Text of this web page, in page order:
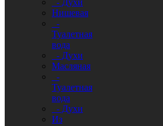
- Духи
Нишевая
-
Туалетная
вода
- Духи
Масляная
-
Туалетная
вода
- Духи
Из